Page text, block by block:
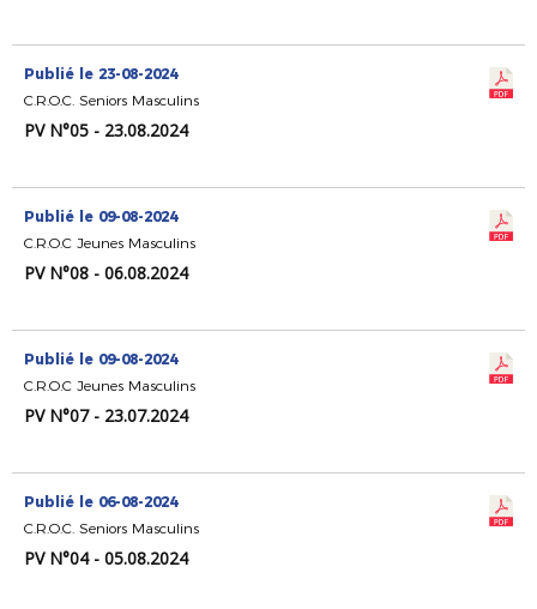
Publié le 23-08-2024
C.R.O.C. Seniors Masculins
PV N°05 - 23.08.2024
Publié le 09-08-2024
C.R.O.C Jeunes Masculins
PV N°08 - 06.08.2024
Publié le 09-08-2024
C.R.O.C Jeunes Masculins
PV N°07 - 23.07.2024
Publié le 06-08-2024
C.R.O.C. Seniors Masculins
PV N°04 - 05.08.2024